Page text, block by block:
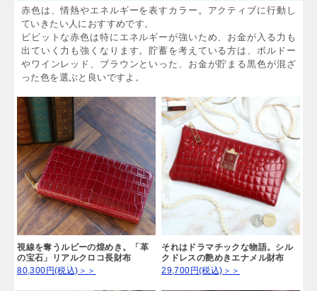
赤色は、情熱やエネルギーを表すカラー。アクティブに行動し
ていきたい人におすすめです。
ビビットな赤色は特にエネルギーが強いため、お金が入る力も
出ていく力も強くなります。貯蓄を考えている方は、ボルドー
やワインレッド、ブラウンといった、お金が貯まる黒色が混ざ
った色を選ぶと良いですよ。
視線を奪うルビーの煌めき。「革
の宝石」リアルクロコ長財布
80,300円(税込)＞＞
それはドラマチックな物語。シル
クドレスの艶めきエナメル財布
29,700円(税込)＞＞